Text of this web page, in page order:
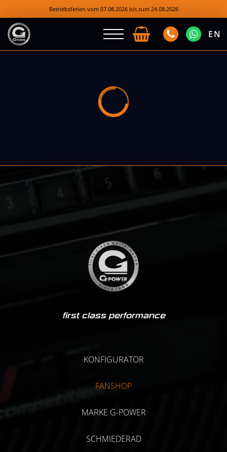
Betriebsferien vom 07.08.2026 bis zum 24.08.2026
EN
first class performance
KONFIGURATOR
FANSHOP
MARKE G-POWER
SCHMIEDERAD